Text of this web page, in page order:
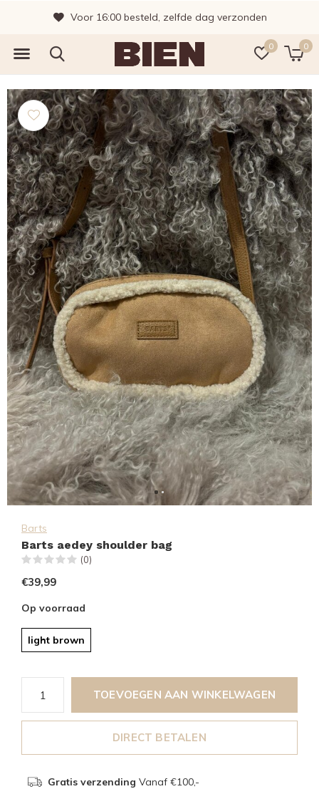
0 0
Voor 16:00 besteld, zelfde dag verzonden
Barts
Barts aedey shoulder bag
(0)
€39,99
Op voorraad
light brown
TOEVOEGEN AAN WINKELWAGEN
DIRECT BETALEN
Gratis verzending Vanaf €100,-